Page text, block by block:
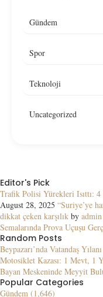
Gündem
Spor
Teknoloji
Uncategorized
Editor's Pick
Trafik Polisi Yürekleri Isıttı: 4
August 28, 2025 “Suriye’ye
dikkat çeken karşılık by admin
Semalarında Prova Uçuşu
Random Posts
Beypazarı’nda Vatandaş
Motosiklet Kazası: 1 Mevt, 1
Bayan Meskeninde Meyyit
Popular Categories
Gündem (1,646)